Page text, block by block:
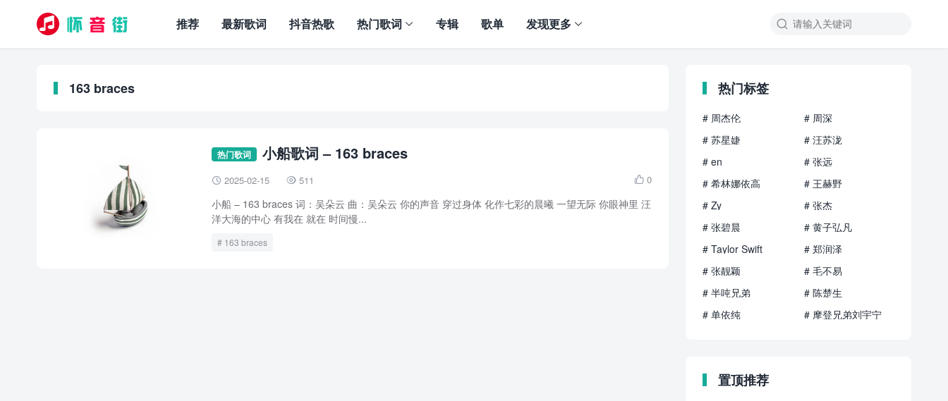

推荐 最新歌词 抖音热歌 热门歌词 专辑 歌单 发现更多
163 braces
热门歌词 小船歌词 – 163 braces
 2025-02-15  511  0
小船 – 163 braces 词：吴朵云 曲：吴朵云 你的声音 穿过身体 化作七彩的晨曦 一望无际 你眼神里 汪
洋大海的中心 有我在 就在 时间慢...
163 braces
热门标签
# 周杰伦
# 周深
# 苏星婕
# 汪苏泷
# en
# 张远
# 希林娜依高
# 王赫野
# Zy
# 张杰
# 张碧晨
# 黄子弘凡
# Taylor Swift
# 郑润泽
# 张靓颖
# 毛不易
# 半吨兄弟
# 陈楚生
# 单依纯
# 摩登兄弟刘宇宁
置顶推荐